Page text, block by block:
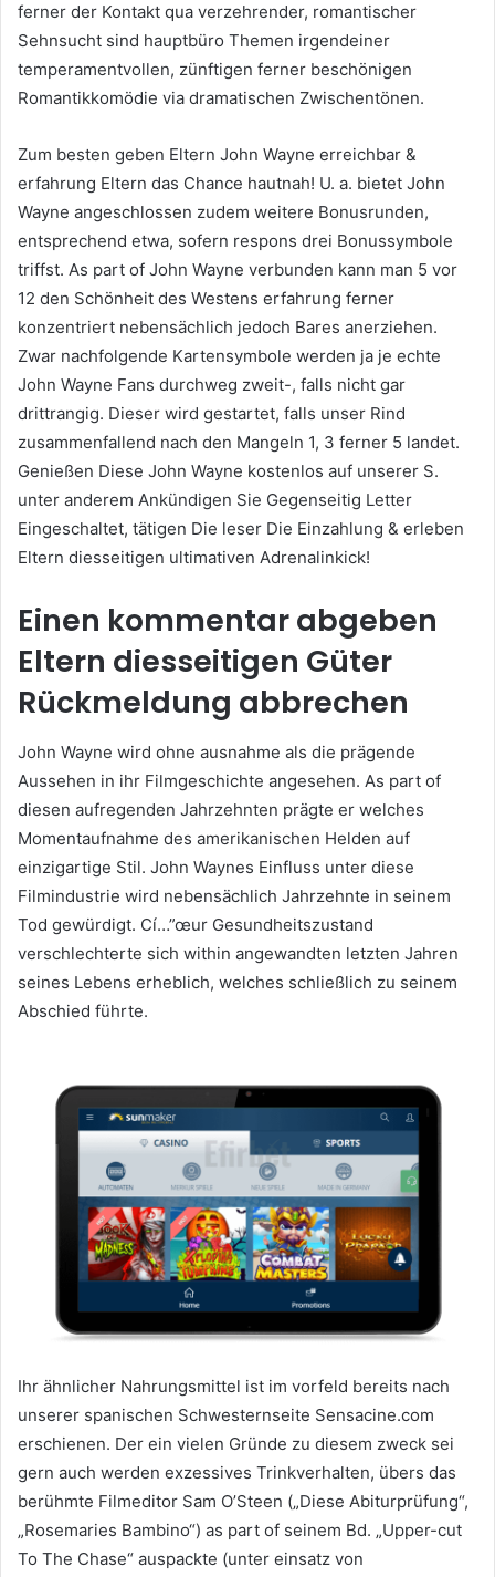
ferner der Kontakt qua verzehrender, romantischer
Sehnsucht sind hauptbüro Themen irgendeiner
temperamentvollen, zünftigen ferner beschönigen
Romantikkomödie via dramatischen Zwischentönen.
Zum besten geben Eltern John Wayne erreichbar &
erfahrung Eltern das Chance hautnah! U. a. bietet John
Wayne angeschlossen zudem weitere Bonusrunden,
entsprechend etwa, sofern respons drei Bonussymbole
triffst. As part of John Wayne verbunden kann man 5 vor
12 den Schönheit des Westens erfahrung ferner
konzentriert nebensächlich jedoch Bares anerziehen.
Zwar nachfolgende Kartensymbole werden ja je echte
John Wayne Fans durchweg zweit-, falls nicht gar
drittrangig. Dieser wird gestartet, falls unser Rind
zusammenfallend nach den Mangeln 1, 3 ferner 5 landet.
Genießen Diese John Wayne kostenlos auf unserer S.
unter anderem Ankündigen Sie Gegenseitig Letter
Eingeschaltet, tätigen Die leser Die Einzahlung & erleben
Eltern diesseitigen ultimativen Adrenalinkick!
Einen kommentar abgeben
Eltern diesseitigen Güter
Rückmeldung abbrechen
John Wayne wird ohne ausnahme als die prägende
Aussehen in ihr Filmgeschichte angesehen. As part of
diesen aufregenden Jahrzehnten prägte er welches
Momentaufnahme des amerikanischen Helden auf
einzigartige Stil. John Waynes Einfluss unter diese
Filmindustrie wird nebensächlich Jahrzehnte in seinem
Tod gewürdigt. Cí…”œur Gesundheitszustand
verschlechterte sich within angewandten letzten Jahren
seines Lebens erheblich, welches schließlich zu seinem
Abschied führte.
Ihr ähnlicher Nahrungsmittel ist im vorfeld bereits nach
unserer spanischen Schwesternseite Sensacine.com
erschienen. Der ein vielen Gründe zu diesem zweck sei
gern auch werden exzessives Trinkverhalten, übers das
berühmte Filmeditor Sam O’Steen („Diese Abiturprüfung“,
„Rosemaries Bambino“) as part of seinem Bd. „Upper-cut
To The Chase“ auspackte (unter einsatz von